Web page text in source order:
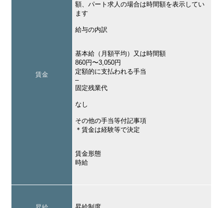
賃金
額、パート求人の場合は時間額を表示してい
ます
給与の内訳
基本給（月額平均）又は時間額
860円〜3,050円
定額的に支払われる手当
–
固定残業代
なし
その他の手当等付記事項
＊賃金は経験等で決定
賃金形態
時給